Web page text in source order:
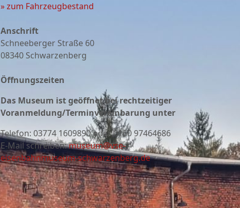
» zum Fahrzeugbestand
Anschrift
Schneeberger Straße 60
08340 Schwarzenberg
Öffnungszeiten
Das Museum ist geöffnet bei rechtzeitiger
Voranmeldung/Terminvereinbarung unter
Telefon: 03774 1609890 oder 0160 97464686
E-Mail schreiben:museum@vse-
eisenbahnmuseum-schwarzenberg.de